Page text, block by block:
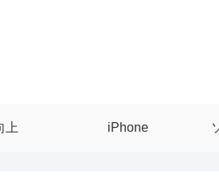
上 iPhone